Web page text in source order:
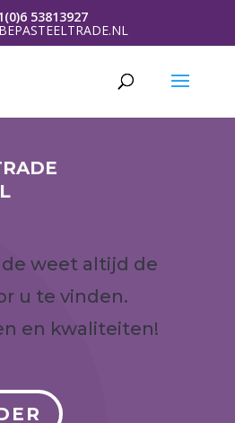
53813927
weet altijd de
u te vinden.
en kwaliteiten!